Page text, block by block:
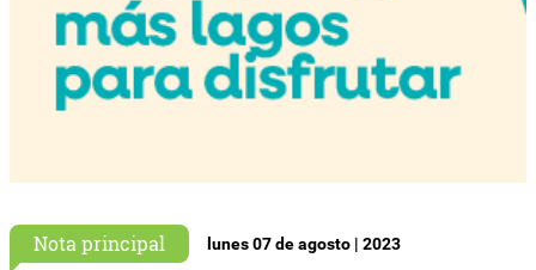
Nota principal lunes 07 de agosto | 2023